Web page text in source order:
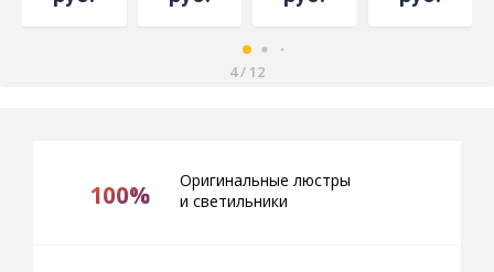
4/ 12
100%
Оригинальные люстры
и светильники